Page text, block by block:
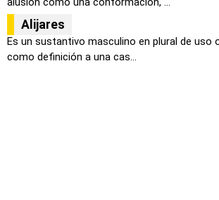
Alijares
Es un sustantivo masculino en plural de uso
como definición a una cas...